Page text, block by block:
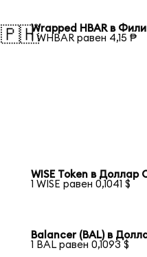
🇵🇭Wrapped HBAR в
1 WHBAR равен 4,15 ₱
WISE Token в
1 WISE равен 0,1041 $
Balancer (BAL) в
1 BAL равен 0,1093 $